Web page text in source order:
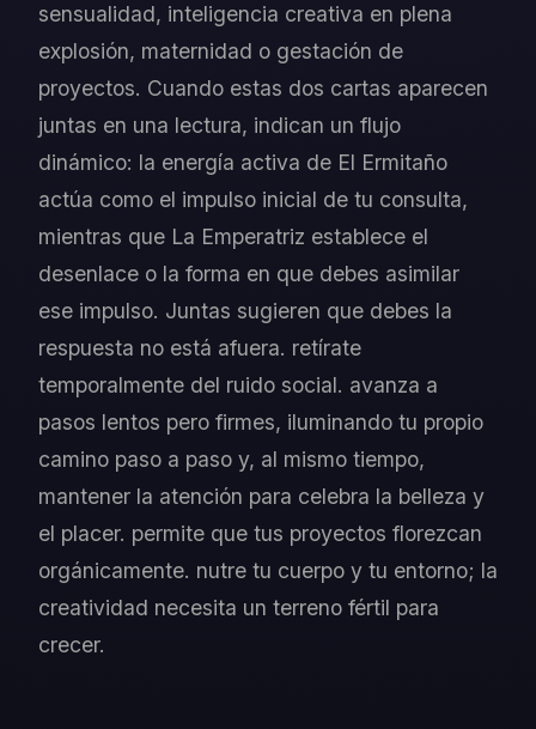
sensualidad, inteligencia creativa en plena
explosión, maternidad o gestación de
proyectos. Cuando estas dos cartas aparecen
juntas en una lectura, indican un flujo
dinámico: la energía activa de El Ermitaño
actúa como el impulso inicial de tu consulta,
mientras que La Emperatriz establece el
desenlace o la forma en que debes asimilar
ese impulso. Juntas sugieren que debes la
respuesta no está afuera. retírate
temporalmente del ruido social. avanza a
pasos lentos pero firmes, iluminando tu propio
camino paso a paso y, al mismo tiempo,
mantener la atención para celebra la belleza y
el placer. permite que tus proyectos florezcan
orgánicamente. nutre tu cuerpo y tu entorno; la
creatividad necesita un terreno fértil para
crecer.